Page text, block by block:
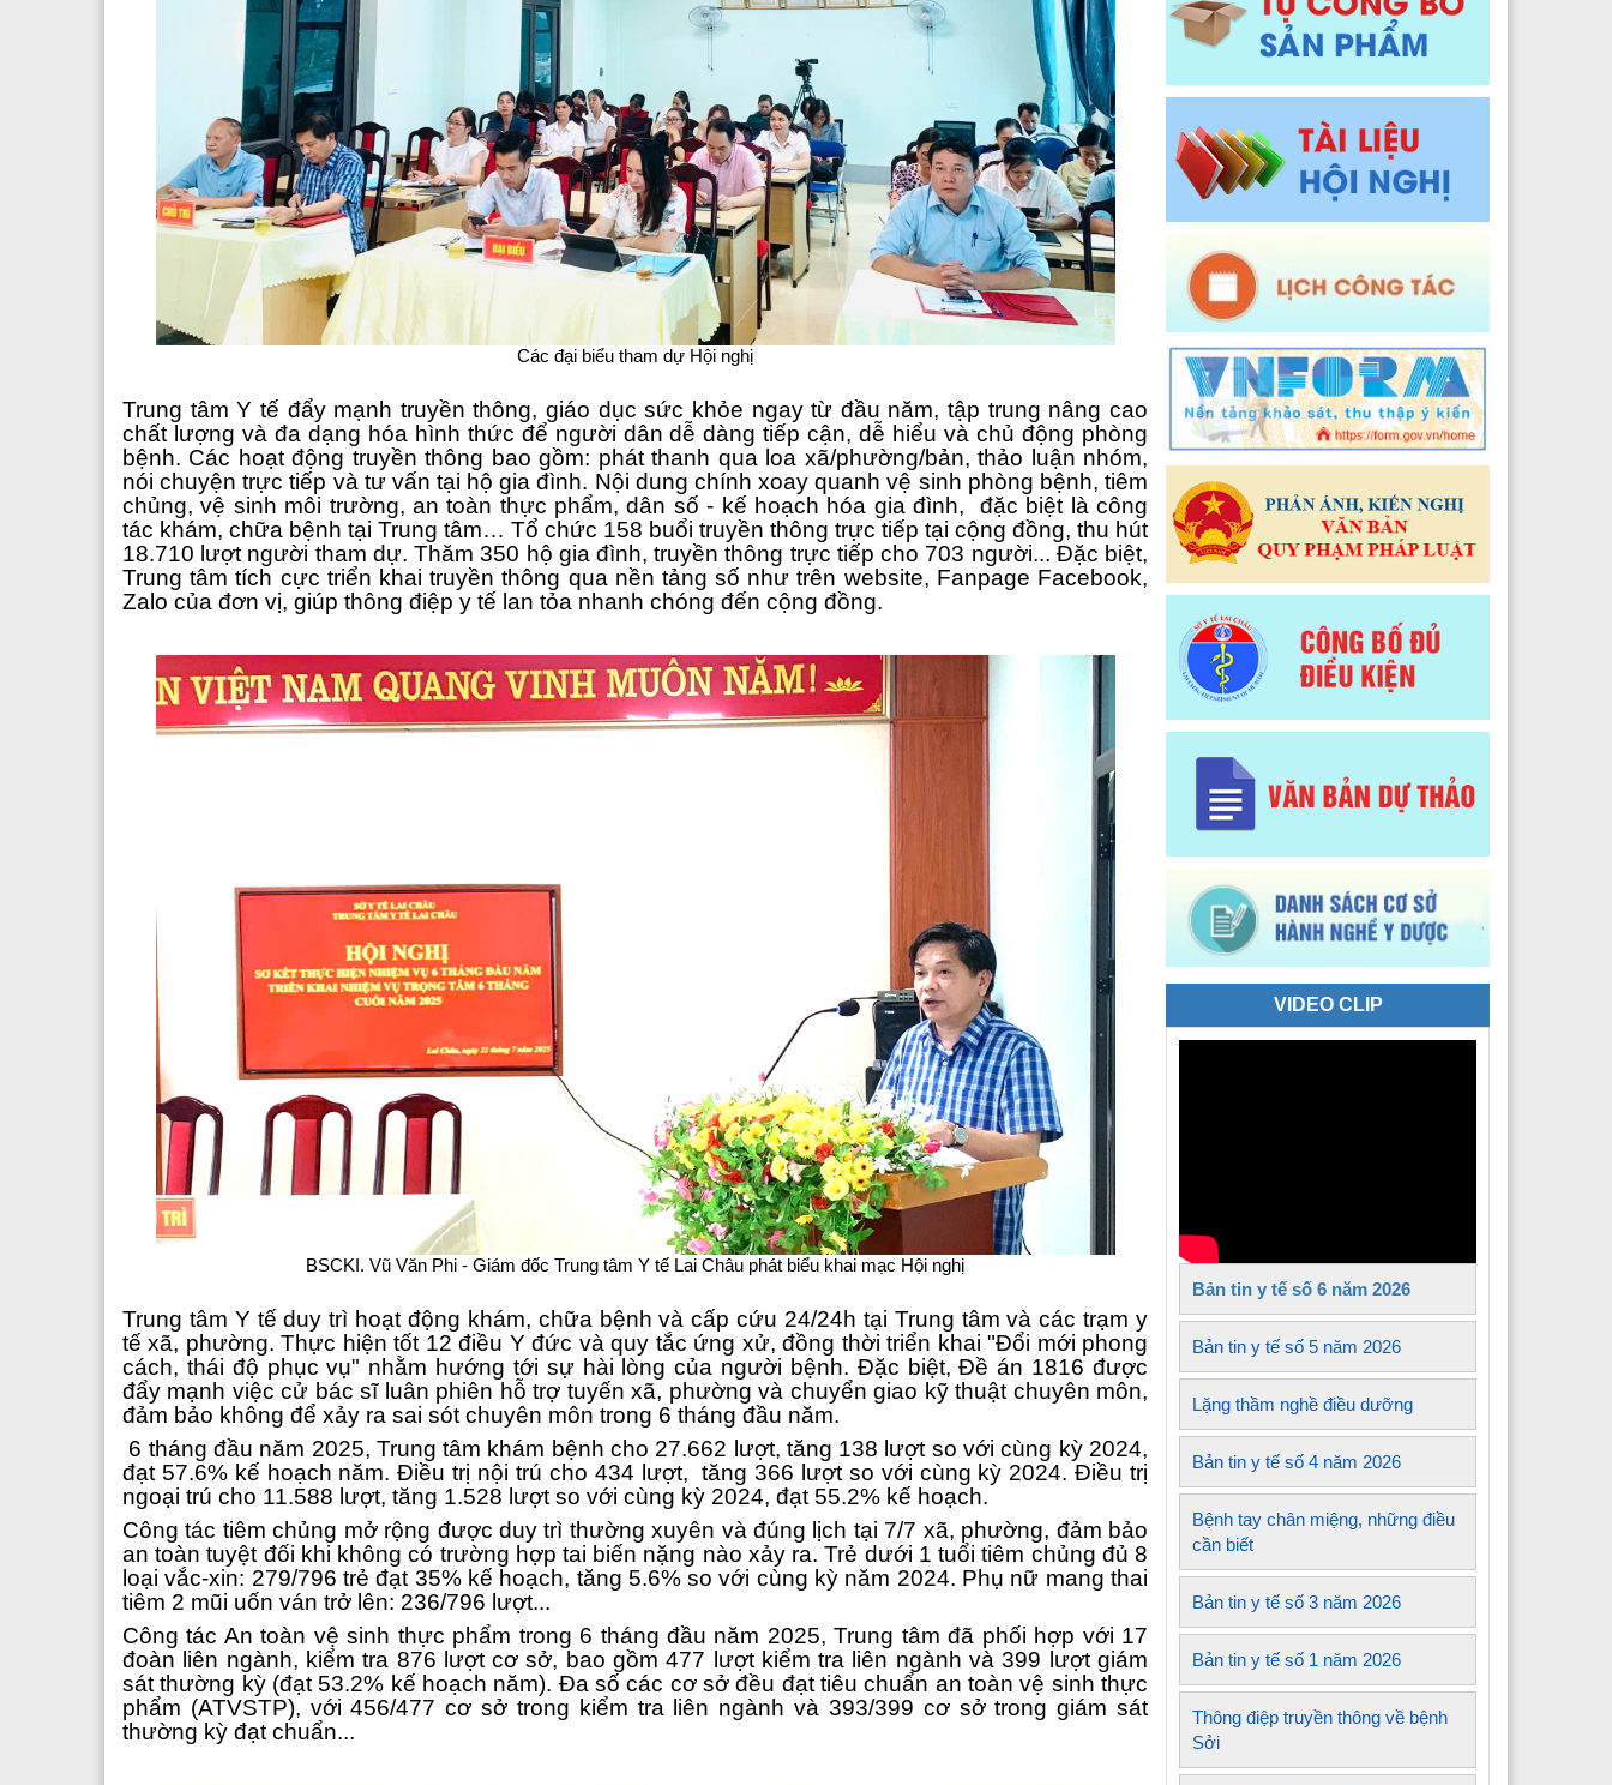
Trạm Y tế xã Pa Ủ
Trạm Y tế xã Khun Há
Trạm Y tế xã Tả Lèng
Trạm Y tế xã Khoen On
Trạm Y tế xã Dào San
Trạm Y tế xã Thu Lũm
Trạm Y tế xã Nậm Tăm
Trạm Y tế xã Bum Tở
Trạm Y tế xã Nậm Cuổi
Trạm Y tế xã Bình Lư
Trạm Y tế xã Khổng Lào
Trạm Y tế Phường Tân Phong
Trạm Y tế xã Sì Lở Lầu
Trạm Y tế xã Hồng Thu
Trạm Y tế xã Phong Thổ
Trạm Y tế xã Nậm Hàng
Trạm Y tế xã Bum Nưa
Trạm Y tế xã Mường Tè
Trạm Y tế xã Pu Sam Cáp
Trạm Y tế xã Nậm Mạ
Trạm Y tế xã Tủa Sín Chải
Trạm Y tế xã Sìn Hồ
Trạm Y tế xã Lê Lợi
Trạm Y tế xã Nậm Sỏ
Trạm Y tế xã Sin Suối Hồ
Trạm Y tế xã Pa Tần
Trạm Y tế xã Mường Mô
Trạm Y tế xã Than Uyên
Trạm Y tế xã Mường Khoa
BVĐK Pa Há
BVĐK Nậm Nhùn
BVĐK Mường Tè
BVĐK Tam Đường
BVĐK Tân Uyên
BVĐK Than Uyên
BVĐK Sìn Hồ
DS đăng ký trước năm 2024
Đào tạo, Nghiên cứu khoa học và Công nghệ thông
Các đại biểu tham dự Hội nghị
Trung tâm Y tế đẩy mạnh truyền thông, giáo dục sức khỏe ngay từ đầu năm, tập trung nâng cao
chất lượng và đa dạng hóa hình thức để người dân dễ dàng tiếp cận, dễ hiểu và chủ động phòng
bệnh. Các hoạt động truyền thông bao gồm: phát thanh qua loa xã/phường/bản, thảo luận nhóm,
nói chuyện trực tiếp và tư vấn tại hộ gia đình. Nội dung chính xoay quanh vệ sinh phòng bệnh, tiêm
chủng, vệ sinh môi trường, an toàn thực phẩm, dân số - kế hoạch hóa gia đình, đặc biệt là công
tác khám, chữa bệnh tại Trung tâm… Tổ chức 158 buổi truyền thông trực tiếp tại cộng đồng, thu hút
18.710 lượt người tham dự. Thăm 350 hộ gia đình, truyền thông trực tiếp cho 703 người... Đặc biệt,
Trung tâm tích cực triển khai truyền thông qua nền tảng số như trên website, Fanpage Facebook,
Zalo của đơn vị, giúp thông điệp y tế lan tỏa nhanh chóng đến cộng đồng.
BSCKI. Vũ Văn Phi - Giám đốc Trung tâm Y tế Lai Châu phát biểu khai mạc Hội nghị
Trung tâm Y tế duy trì hoạt động khám, chữa bệnh và cấp cứu 24/24h tại Trung tâm và các trạm y
tế xã, phường. Thực hiện tốt 12 điều Y đức và quy tắc ứng xử, đồng thời triển khai "Đổi mới phong
cách, thái độ phục vụ" nhằm hướng tới sự hài lòng của người bệnh. Đặc biệt, Đề án 1816 được
đẩy mạnh việc cử bác sĩ luân phiên hỗ trợ tuyến xã, phường và chuyển giao kỹ thuật chuyên môn,
đảm bảo không để xảy ra sai sót chuyên môn trong 6 tháng đầu năm.
​ 6 tháng đầu năm 2025, Trung tâm khám bệnh cho 27.662 lượt, tăng 138 lượt so với cùng kỳ 2024,
đạt 57.6% kế hoạch năm. Điều trị nội trú cho 434 lượt, tăng 366 lượt so với cùng kỳ 2024. Điều trị
ngoại trú cho 11.588 lượt, tăng 1.528 lượt so với cùng kỳ 2024, đạt 55.2% kế hoạch.
Công tác tiêm chủng mở rộng được duy trì thường xuyên và đúng lịch tại 7/7 xã, phường, đảm bảo
an toàn tuyệt đối khi không có trường hợp tai biến nặng nào xảy ra. Trẻ dưới 1 tuổi tiêm chủng đủ 8
loại vắc-xin: 279/796 trẻ đạt 35% kế hoạch, tăng 5.6% so với cùng kỳ năm 2024. Phụ nữ mang thai
tiêm 2 mũi uốn ván trở lên: 236/796 lượt...
Công tác An toàn vệ sinh thực phẩm trong 6 tháng đầu năm 2025, Trung tâm đã phối hợp với 17
đoàn liên ngành, kiểm tra 876 lượt cơ sở, bao gồm 477 lượt kiểm tra liên ngành và 399 lượt giám
sát thường kỳ (đạt 53.2% kế hoạch năm). Đa số các cơ sở đều đạt tiêu chuẩn an toàn vệ sinh thực
phẩm (ATVSTP), với 456/477 cơ sở trong kiểm tra liên ngành và 393/399 cơ sở trong giám sát
thường kỳ đạt chuẩn...
VIDEO CLIP
Bản tin y tế số 6 năm 2026
Bản tin y tế số 5 năm 2026
Lặng thầm nghề điều dưỡng
Bản tin y tế số 4 năm 2026
Bệnh tay chân miệng, những điều
cần biết
Bản tin y tế số 3 năm 2026
Bản tin y tế số 1 năm 2026
Thông điệp truyền thông về bệnh
Sởi